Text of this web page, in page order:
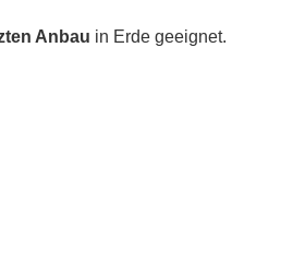
Anbau in Erde geeignet.